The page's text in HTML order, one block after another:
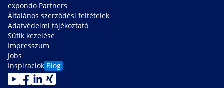
expondo Partners
Általános szerződési feltételek
Adatvédelmi tájékoztató
Sütik kezelése
Impresszum
Jobs
Inspiraciok Blog